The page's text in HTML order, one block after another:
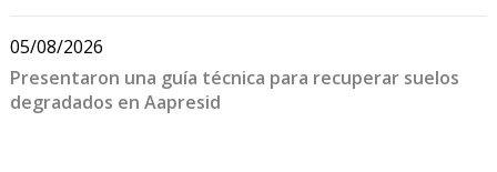
05/08/2026
Presentaron una guía técnica para recuperar suelos
degradados en Aapresid